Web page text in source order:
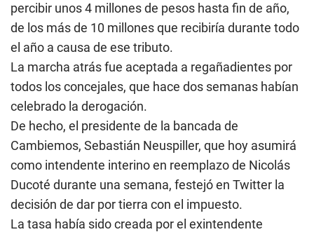
percibir unos 4 millones de pesos hasta fin de año,
de los más de 10 millones que recibiría durante todo
el año a causa de ese tributo.
La marcha atrás fue aceptada a regañadientes por
todos los concejales, que hace dos semanas habían
celebrado la derogación.
De hecho, el presidente de la bancada de
Cambiemos, Sebastián Neuspiller, que hoy asumirá
como intendente interino en reemplazo de Nicolás
Ducoté durante una semana, festejó en Twitter la
decisión de dar por tierra con el impuesto.
La tasa había sido creada por el exintendente